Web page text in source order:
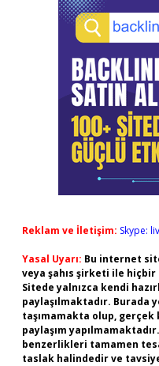
Reklam ve İletişim: Skype:
Yasal Uyarı: Bu internet
veya şahıs şirketi ile hiçbir
Sitede yalnızca kendi
paylaşılmaktadır.
taşımamakta olup,
paylaşım
benzerlikleri tamamen
taslak halindedir ve